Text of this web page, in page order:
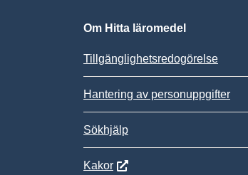
Om Hitta läromedel
Tillgänglighetsredogörelse
Hantering av personuppgifter
Sökhjälp
Kakor